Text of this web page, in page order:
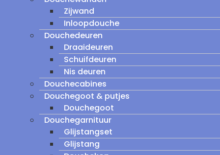
Zijwand
Inloopdouche
Douchedeuren
Draaideuren
Schuifdeuren
Nis deuren
Douchecabines
Douchegoot & putjes
Douchegoot
Douchegarnituur
Glijstangset
Glijstang